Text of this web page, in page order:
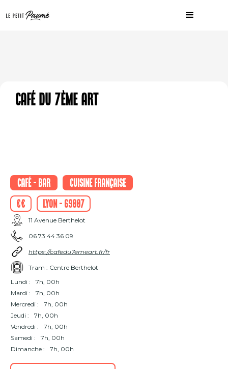
Café du 7ème Art
Café - Bar
Cuisine française
€€
Lyon - 69007
11 Avenue Berthelot
06 73 44 36 09
https://cafedu7emeart.fr/fr
Tram : Centre Berthelot
Lundi :
7h, 00h
Mardi :
7h, 00h
Mercredi :
7h, 00h
Jeudi :
7h, 00h
Vendredi :
7h, 00h
Samedi :
7h, 00h
Dimanche :
7h, 00h